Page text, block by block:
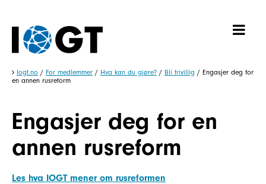
Iogt.no / For medlemmer / Hva kan du gjøre? / Bli frivillig / Engasjer deg for
en annen rusreform
Engasjer deg for en
annen rusreform
Les hva IOGT mener om rusreformen